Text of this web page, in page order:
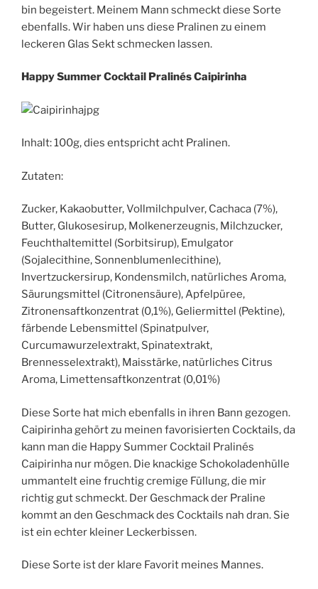
bin begeistert. Meinem Mann schmeckt diese Sorte
ebenfalls. Wir haben uns diese Pralinen zu einem
leckeren Glas Sekt schmecken lassen.
Happy Summer Cocktail Pralinés Caipirinha
Inhalt: 100g, dies entspricht acht Pralinen.
Zutaten:
Zucker, Kakaobutter, Vollmilchpulver, Cachaca (7%),
Butter, Glukosesirup, Molkenerzeugnis, Milchzucker,
Feuchthaltemittel (Sorbitsirup), Emulgator
(Sojalecithine, Sonnenblumenlecithine),
Invertzuckersirup, Kondensmilch, natürliches Aroma,
Säurungsmittel (Citronensäure), Apfelpüree,
Zitronensaftkonzentrat (0,1%), Geliermittel (Pektine),
färbende Lebensmittel (Spinatpulver,
Curcumawurzelextrakt, Spinatextrakt,
Brennesselextrakt), Maisstärke, natürliches Citrus
Aroma, Limettensaftkonzentrat (0,01%)
Diese Sorte hat mich ebenfalls in ihren Bann gezogen.
Caipirinha gehört zu meinen favorisierten Cocktails, da
kann man die Happy Summer Cocktail Pralinés
Caipirinha nur mögen. Die knackige Schokoladenhülle
ummantelt eine fruchtig cremige Füllung, die mir
richtig gut schmeckt. Der Geschmack der Praline
kommt an den Geschmack des Cocktails nah dran. Sie
ist ein echter kleiner Leckerbissen.
Diese Sorte ist der klare Favorit meines Mannes.